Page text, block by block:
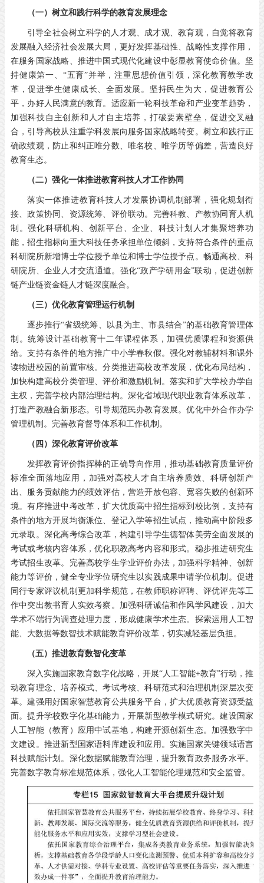
（一）树立和践行科学的教育发展理念
引导全社会树立科学的人才观、成才观、教育观，自觉将教育
发展融入经济社会发展大局，更好发挥基础性、战略性支撑作用，
在服务国家战略、推进中国式现代化建设中彰显教育使命价值。坚
持健康第一、“五育”并举，注重思想价值引领，深化教育教学改
革，促进学生健康成长、全面发展。坚持民生为大，促进教育公
平，办好人民满意的教育。适应新一轮科技革命和产业变革趋势，
加强科技自主创新和人才自主培养，打破要素壁垒，促进交叉融
合，引导高校从注重学科发展向服务国家战略转变。树立和践行正
确政绩观，防止和纠正唯分数、唯名校、唯学历等偏差，营造良好
教育生态。
（二）强化一体推进教育科技人才工作协同
落实一体推进教育科技人才发展协调机制部署，强化规划衔
接、政策协同、资源统筹、评价联动。完善科教、产教协同育人机
制。强化科研机构、创新平台、企业、科技计划人才集聚培养功
能，招生指标向重大科技任务承担单位倾斜，支持符合条件的重点
科研院所新增博士学位授予单位和博士学位授予点。畅通高校、科
研院所、企业人才交流通道。强化“政产学研用金”联动，促进创新
链产业链资金链人才链深度融合。
（三）优化教育管理运行机制
逐步推行“省级统筹、以县为主、市县结合”的基础教育管理体
制。统筹设计基础教育十二年课程体系，加强优质课程和资源供
给。支持有条件的地方推广中小学春秋假。强化对教辅材料和课外
读物进校园的前置审核。分类推进高校改革发展，优化布局结构，
加快构建高校分类管理、评价和激励机制。落实和扩大学校办学自
主权，完善学校内部治理结构。深化省域现代职业教育体系改革，
打造产教融合新形态。引导规范民办教育发展。优化中外合作办学
管理机制。完善教育督导体系和工作机制。
（四）深化教育评价改革
发挥教育评价指挥棒的正确导向作用，推动基础教育质量评价
标准全面落地应用，加强对高校人才自主培养质效、科研创新产
出、服务贡献能力的绩效评估，营造开放包容、宽容失败的创新环
境。有序推进中考改革，扩大优质高中招生指标到校比例，支持有
条件的地方开展均衡派位、登记入学等招生试点，推动高中阶段多
元录取。深化高考综合改革，构建引导学生德智体美劳全面发展的
考试或考核内容体系，优化职教高考内容和形式。稳步推进研究生
考试招生改革。完善高校学生学业评价办法，加强科学精神、创新
能力等评价，健全专业学位研究生以实践成果申请学位机制。促进
同行专家评议机制更加科学规范，在教师职称评聘、评优评先等工
作中突出教书育人实效考察。加强科研诚信和作风学风建设，加大
学术不端行为调查处理力度，形成健康学术生态。探索运用人工智
能、大数据等数智技术赋能教育评价改革，切实减轻基层负担。
（五）推进教育数智化变革
深入实施国家教育数字化战略，开展“人工智能+教育”行动，推
动教育理念、培养模式、考试考核、科研范式和治理机制深层次变
革。建强用好国家智慧教育公共服务平台，扩大优质教育资源受益
面。提升学校数字化基础能力，开展新型教学模式研究。建设国家
人工智能（教育）应用中试基地，构建开源创新生态。加强数字中
文建设。推进新型国家语料库建设和应用。实施国家关键领域语言
科技赋能计划。深化数据赋能教育治理，提升教育政务服务水平。
完善数字教育标准规范体系，强化人工智能伦理规范和安全监管。